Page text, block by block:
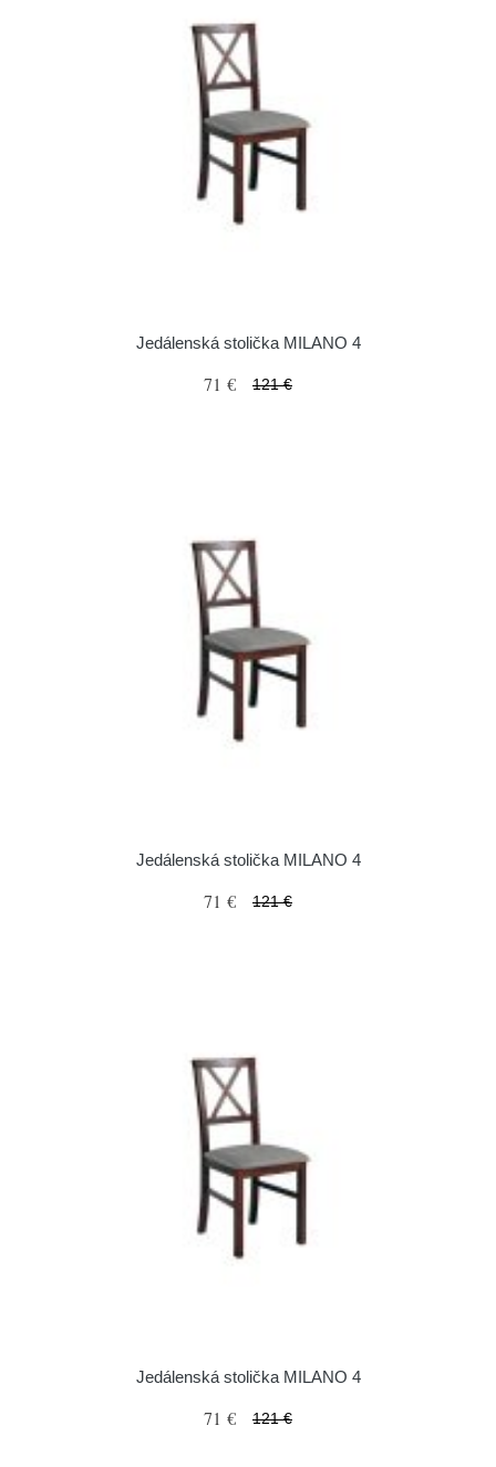
Jedálenská stolička MILANO 4
71 € 121 €
Jedálenská stolička MILANO 4
71 € 121 €
Jedálenská stolička MILANO 4
71 € 121 €